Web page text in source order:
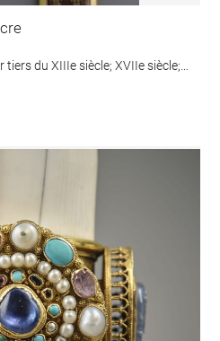
tiers du XIIIe siècle; XVIIe siècle;